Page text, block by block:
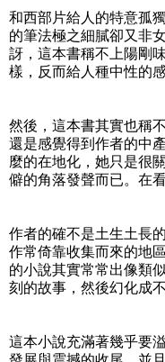
和西部片給人的特意孤
的筆法極之細膩卻又非
訝，這本書稱不上陽剛
樣，反而給人種中性的感
然後，這本書其實也稱
還是感覺得到作者的中
麼的在地化，她只是很
僻的角落發聲而已。在
作者的確不是土生土長
作常倚靠收集而來的地
的小說其實常常出像類
刻的故事，然後幻化成
這本小說充滿著幾乎要